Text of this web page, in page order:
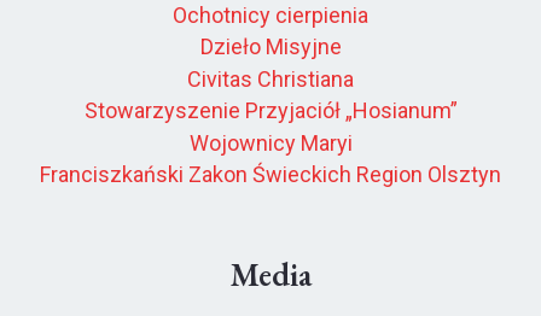
Ochotnicy cierpienia
Dzieło Misyjne
Civitas Christiana
Stowarzyszenie Przyjaciół „Hosianum”
Wojownicy Maryi
Franciszkański Zakon Świeckich Region Olsztyn
Media